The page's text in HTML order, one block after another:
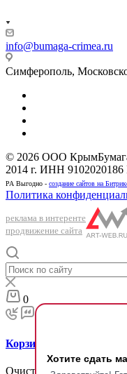
Хотите сдать
info@bumaga-crimea.ru
Симферополь,
© 2026 ООО КрымБумага
2014 г. ИНН
РА Выгодно - создание сайтов на
Политика
реклама в интеренте
продвижение сайта
0
Корзина
Очистить корзину